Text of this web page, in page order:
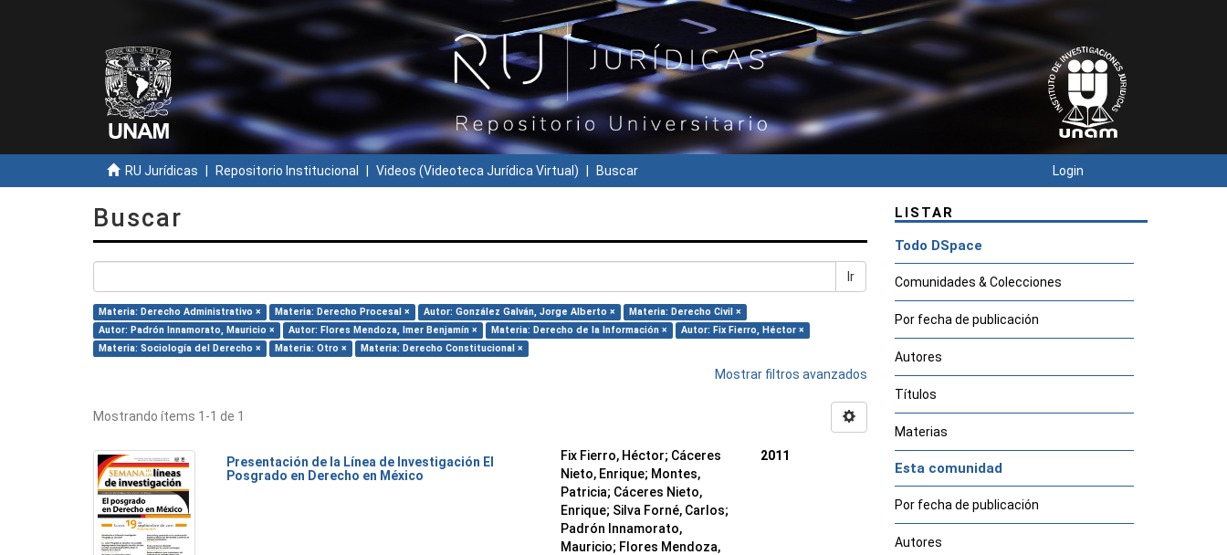
RU Jurídicas Repositorio Institucional Videos (Videoteca Jurídica Virtual) Buscar Login
Buscar
Ir
Materia: Derecho Administrativo × Materia: Derecho Procesal × Autor: González Galván, Jorge Alberto ×
Materia: Derecho Civil ×
Autor: Padrón Innamorato, Mauricio ×
Autor: Flores Mendoza, Imer Benjamín × Materia: Derecho de la Información ×
Autor: Fix Fierro, Héctor ×
Materia: Sociología del Derecho ×
Materia: Otro × Materia: Derecho Constitucional ×
Mostrar filtros avanzados
Mostrando ítems 1-1 de 1
Presentación de la Línea de Investigación El
Posgrado en Derecho en México
Fix Fierro, Héctor; Cáceres
Nieto, Enrique; Montes,
Patricia; Cáceres Nieto,
Enrique; Silva Forné, Carlos;
Padrón Innamorato,
Mauricio; Flores Mendoza,
2011
LISTAR
Todo DSpace
Comunidades & Colecciones
Por fecha de publicación
Autores
Títulos
Materias
Esta comunidad
Por fecha de publicación
Autores